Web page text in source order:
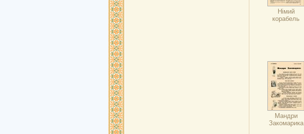
Німий
корабель
Мандри
Закомарика